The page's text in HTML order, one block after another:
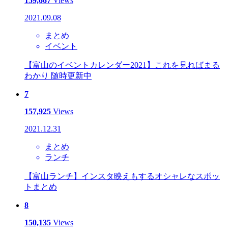
2021.09.08
まとめ
イベント
【富山のイベントカレンダー2021】これを見ればまる
わかり 随時更新中
7
157,925 Views
2021.12.31
まとめ
ランチ
【富山ランチ】インスタ映えもするオシャレなスポッ
トまとめ
8
150,135 Views